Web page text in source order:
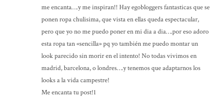
me encanta….y me inspiran!! Hay egobloggers fantasticas que se
ponen ropa chulisima, que vista en ellas queda espectacular,
pero que yo no me puedo poner en mi dia a dia….por eso adoro
esta ropa tan «sencilla» pq yo también me puedo montar un
look parecido sin morir en el intento! No todas vivimos en
madrid, barcelona, o londres….y tenemos que adaptarnos los
looks a la vida campestre!
Me encanta tu post!1